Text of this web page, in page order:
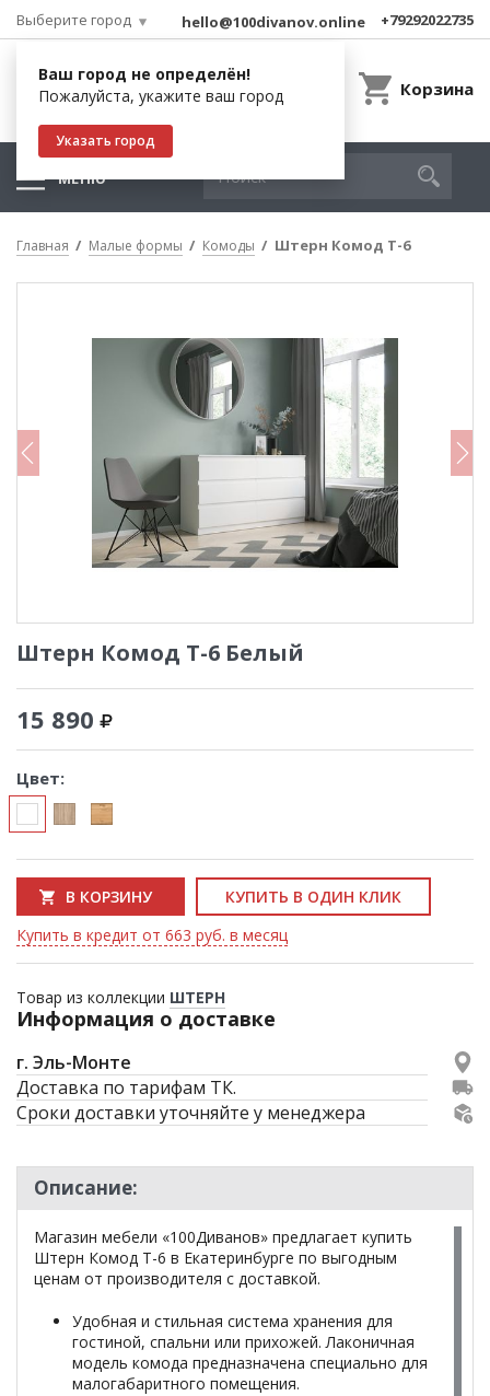
Выберите город
Ваш город не определён!
Пожалуйста, укажите ваш город
Указать город
hello@100divanov.online +79292022735
Корзина
МЕНЮ
Главная Малые формы Комоды Штерн Комод Т-6
Штерн Комод Т-6 Белый
15 890
Цвет:
В КОРЗИНУ
КУПИТЬ В ОДИН КЛИК
Купить в кредит от 663 руб. в месяц
Товар из коллекции ШТЕРН
Информация о доставке
г. Эль-Монте
Доставка по тарифам ТК.
Сроки доставки уточняйте у менеджера
Описание:
Магазин мебели «100Диванов» предлагает купить
Штерн Комод Т-6 в Екатеринбурге по выгодным
ценам от производителя с доставкой.
Удобная и стильная система хранения для
гостиной, спальни или прихожей. Лаконичная
модель комода предназначена специально для
малогабаритного помещения.